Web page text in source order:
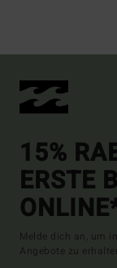
15%
ERSTE
Melde dich an, um
Angebote zu